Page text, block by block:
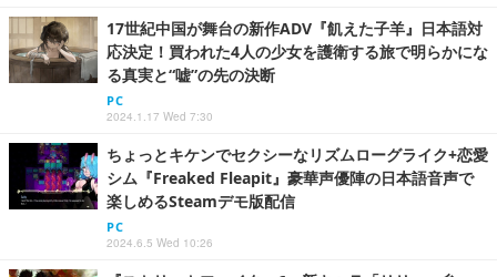
17世紀中国が舞台の新作ADV『飢えた子羊』日本語対
応決定！買われた4人の少女を護衛する旅で明らかにな
る真実と“嘘”の先の決断
PC
2024.1.17 Wed 7:30
ちょっとキケンでセクシーなリズムローグライク+恋愛
シム『Freaked Fleapit』豪華声優陣の日本語音声で
楽しめるSteamデモ版配信
PC
2024.6.5 Wed 10:26